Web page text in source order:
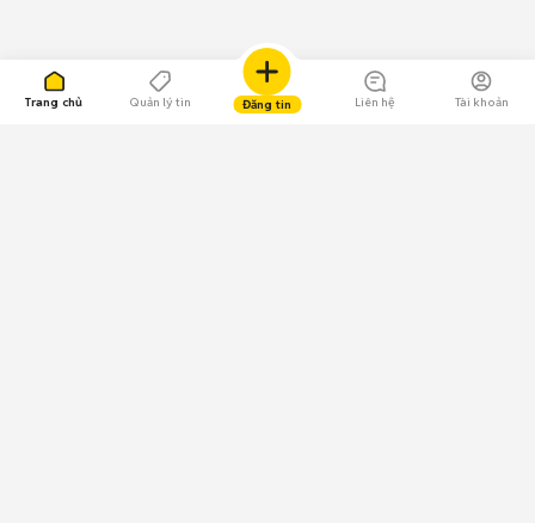
Trang chủ Quản lý tin Đăng tin Liên hệ Tài khoản